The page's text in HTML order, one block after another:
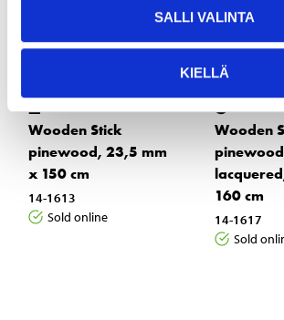
SALLI VALINTA
KIELLÄ
255
Wooden Stick
pinewood, 23,5 mm
x 150 cm
14-1613
Sold online
555
Wooden
160 cm
14-1617
Sold